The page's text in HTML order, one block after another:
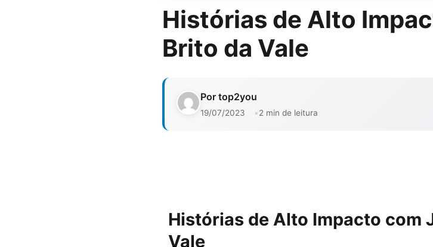
Histórias de Alto
Brito da Vale
Por top2you
19/07/2023 2 min de leitura
Histórias de Alto Impacto com
Vale